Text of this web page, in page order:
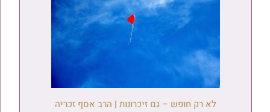
לא רק חופש – גם זיכרונות | הרב אסף זכריה